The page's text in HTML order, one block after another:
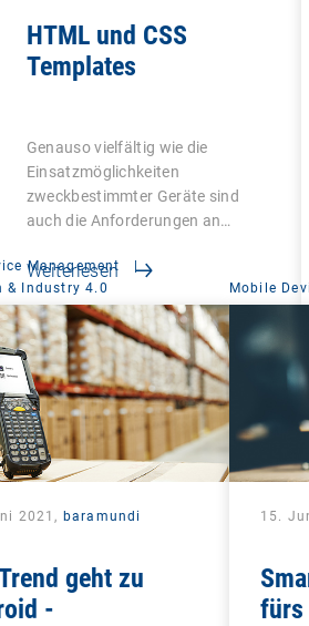
HTML und CSS
Templates
Genauso vielfältig wie die
Einsatzmöglichkeiten
zweckbestimmter Geräte sind
auch die Anforderungen an
Weiterlesen
Management
|
& Industry 4.0
2021, baramundi
geht zu
-
Mobile
15.
fürs